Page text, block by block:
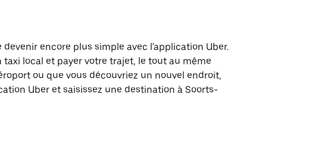
encore plus simple avec l'application Uber.
local et payer votre trajet, le tout au même
ou que vous découvriez un nouvel endroit,
Uber et saisissez une destination à Soorts-